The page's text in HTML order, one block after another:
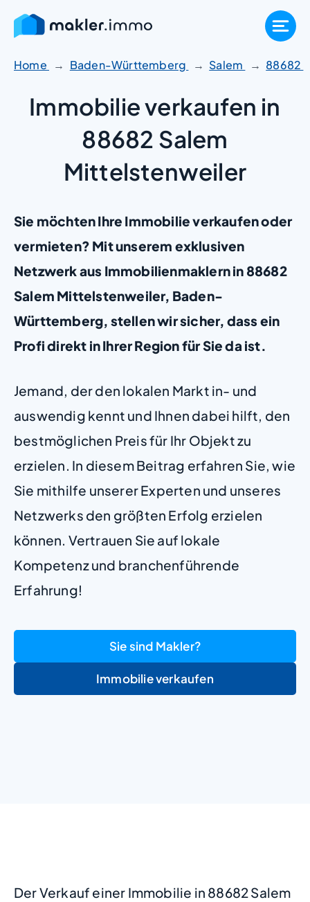
Zum
Inhalt
springen
Home Baden-Württemberg Salem 88682
Immobilie verkaufen in
88682 Salem
Mittelstenweiler
Sie möchten Ihre Immobilie verkaufen oder
vermieten? Mit unserem exklusiven
Netzwerk aus Immobilienmaklern in 88682
Salem Mittelstenweiler, Baden-
Württemberg, stellen wir sicher, dass ein
Profi direkt in Ihrer Region für Sie da ist.
Jemand, der den lokalen Markt in- und
auswendig kennt und Ihnen dabei hilft, den
bestmöglichen Preis für Ihr Objekt zu
erzielen. In diesem Beitrag erfahren Sie, wie
Sie mithilfe unserer Experten und unseres
Netzwerks den größten Erfolg erzielen
können. Vertrauen Sie auf lokale
Kompetenz und branchenführende
Erfahrung!
Sie sind Makler?
Immobilie verkaufen
Der Verkauf einer Immobilie in 88682 Salem